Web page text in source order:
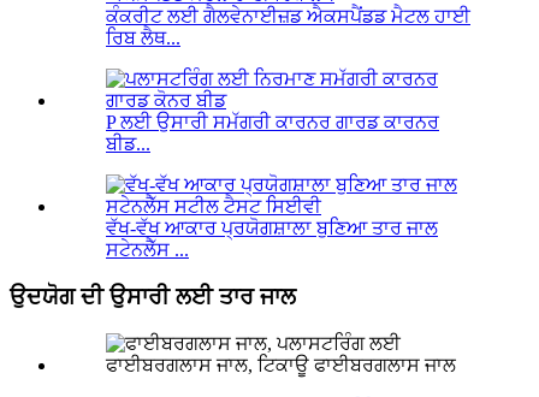
ਕੰਕਰੀਟ ਲਈ ਗੈਲਵੇਨਾਈਜ਼ਡ ਐਕਸਪੈਂਡਡ ਮੈਟਲ ਹਾਈ
ਰਿਬ ਲੈਥ...
P ਲਈ ਉਸਾਰੀ ਸਮੱਗਰੀ ਕਾਰਨਰ ਗਾਰਡ ਕਾਰਨਰ
ਬੀਡ...
ਵੱਖ-ਵੱਖ ਆਕਾਰ ਪ੍ਰਯੋਗਸ਼ਾਲਾ ਬੁਣਿਆ ਤਾਰ ਜਾਲ
ਸਟੇਨਲੈੱਸ ...
ਉਦਯੋਗ ਦੀ ਉਸਾਰੀ ਲਈ ਤਾਰ ਜਾਲ